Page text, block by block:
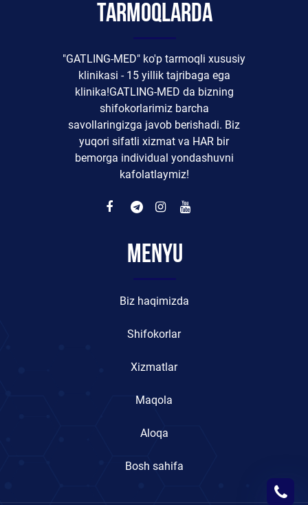
tarmoqlarda
"GATLING-MED" ko'p tarmoqli xususiy
klinikasi - 15 yillik tajribaga ega
klinika!GATLING-MED da bizning
shifokorlarimiz barcha
savollaringizga javob berishadi. Biz
yuqori sifatli xizmat va HAR bir
bemorga individual yondashuvni
kafolatlaymiz!
Menyu
Biz haqimizda
Shifokorlar
Xizmatlar
Maqola
Aloqa
Bosh sahifa